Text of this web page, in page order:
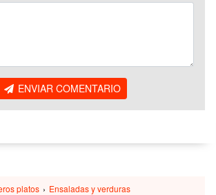
ENVIAR COMENTARIO
platos › Ensaladas y verduras